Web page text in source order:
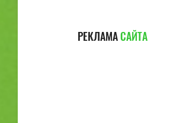
РЕКЛАМАСАЙТА